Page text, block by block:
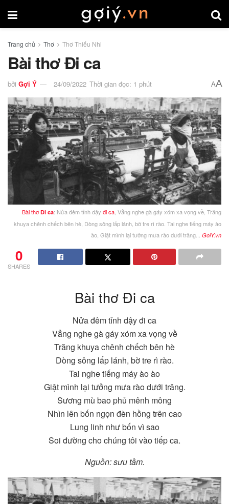
Trang chủ Thơ Thơ Thiếu Nhi
Bài thơ Đi ca
bởi Gợi Ý 24/09/2022 Thời gian đọc: 1 phút AA
Bài thơĐi ca: Nửa đêm tỉnh dậy đi ca , Vẳng nghe gà gáy xóm xa vọng về, Trăng
khuya chênh chếch bên hè, Dòng sông lấp lánh, bờ tre rì rào. Tai nghe tiếng máy ào
ào, Giật mình lại tưởng mưa rào dưới trăng... GoiY.vn
0
SHARES
Bài thơ Đi ca
Nửa đêm tỉnh dậy đi ca
Vẳng nghe gà gáy xóm xa vọng về
Trăng khuya chênh chếch bên hè
Dòng sông lấp lánh, bờ tre rì rào.
Tai nghe tiếng máy ào ào
Giật mình lại tưởng mưa rào dưới trăng.
Sương mù bao phủ mênh mông
Nhìn lên bốn ngọn đèn hồng trên cao
Lung linh như bốn vì sao
Soi đường cho chúng tôi vào tiếp ca.
Nguồn: sưu tầm.